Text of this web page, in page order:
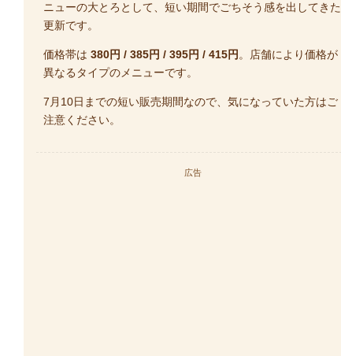
ニューの大とろとして、短い期間でごちそう感を出してきた
更新です。
価格帯は 380円 / 385円 / 395円 / 415円 。店舗により価格が
異なるタイプのメニューです。
7月10日までの短い販売期間なので、気になっていた方はご
注意ください。
広告